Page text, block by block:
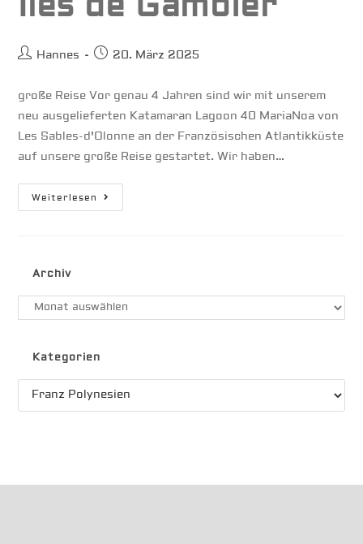
Beitrags-
Hannes
Beitrag
20. März 2025
große Reise Vor genau 4 Jahren sind wir mit unserem
neu ausgelieferten Katamaran Lagoon 40 MariaNoa von
Les Sables-d'Olonne an der Französischen Atlantikküste
auf unsere große Reise gestartet. Wir haben…
Weiterlesen Iles
De
Archiv
Archiv
Kategorien
Kategorien